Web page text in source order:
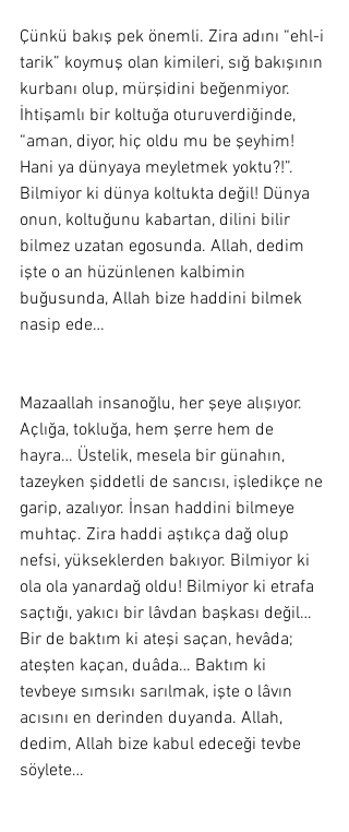
Çünkü bakış pek önemli. Zira adını “ehl-i
tarik” koymuş olan kimileri, sığ bakışının
kurbanı olup, mürşidini beğenmiyor.
İhtişamlı bir koltuğa oturuverdiğinde,
“aman, diyor, hiç oldu mu be şeyhim!
Hani ya dünyaya meyletmek yoktu?!”.
Bilmiyor ki dünya koltukta değil! Dünya
onun, koltuğunu kabartan, dilini bilir
bilmez uzatan egosunda. Allah, dedim
işte o an hüzünlenen kalbimin
buğusunda, Allah bize haddini bilmek
nasip ede…
Mazaallah insanoğlu, her şeye alışıyor.
Açlığa, tokluğa, hem şerre hem de
hayra… Üstelik, mesela bir günahın,
tazeyken şiddetli de sancısı, işledikçe ne
garip, azalıyor. İnsan haddini bilmeye
muhtaç. Zira haddi aştıkça dağ olup
nefsi, yükseklerden bakıyor. Bilmiyor ki
ola ola yanardağ oldu! Bilmiyor ki etrafa
saçtığı, yakıcı bir lâvdan başkası değil…
Bir de baktım ki ateşi saçan, hevâda;
ateşten kaçan, duâda… Baktım ki
tevbeye sımsıkı sarılmak, işte o lâvın
acısını en derinden duyanda. Allah,
dedim, Allah bize kabul edeceği tevbe
söylete…